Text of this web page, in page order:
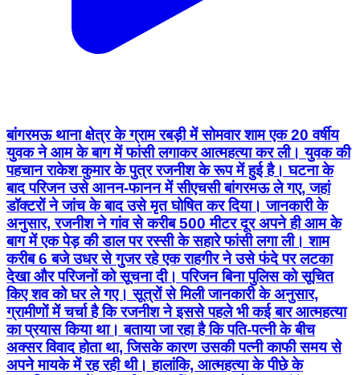
बांगरमऊ थाना क्षेत्र के ग्राम रबड़ी में सोमवार शाम एक 20 वर्षीय
युवक ने आम के बाग में फांसी लगाकर आत्महत्या कर ली। युवक की
पहचान राकेश कुमार के पुत्र रजनीश के रूप में हुई है। घटना के
बाद परिजन उसे आनन-फानन में सीएचसी बांगरमऊ ले गए, जहां
डॉक्टरों ने जांच के बाद उसे मृत घोषित कर दिया। जानकारी के
अनुसार, रजनीश ने गांव से करीब 500 मीटर दूर अपने ही आम के
बाग में एक पेड़ की डाल पर रस्सी के सहारे फांसी लगा ली। शाम
करीब 6 बजे उधर से गुजर रहे एक राहगीर ने उसे फंदे पर लटका
देखा और परिजनों को सूचना दी। परिजन बिना पुलिस को सूचित
किए शव को घर ले गए। सूत्रों से मिली जानकारी के अनुसार,
ग्रामीणों में चर्चा है कि रजनीश ने इससे पहले भी कई बार आत्महत्या
का प्रयास किया था। बताया जा रहा है कि पति-पत्नी के बीच
अक्सर विवाद होता था, जिसके कारण उसकी पत्नी काफी समय से
अपने मायके में रह रही थी। हालांकि, आत्महत्या के पीछे के